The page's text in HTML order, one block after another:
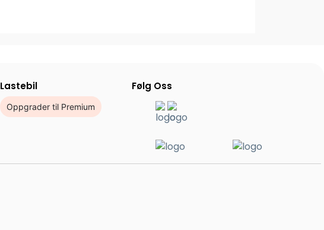
Lastebil
Oppgrader til Premium
Følg Oss